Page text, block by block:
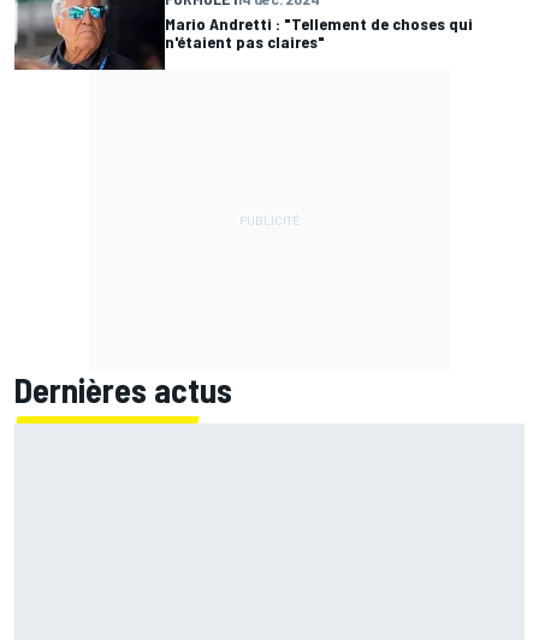
Mario Andretti : "Tellement de choses qui
n'étaient pas claires"
Dernières actus